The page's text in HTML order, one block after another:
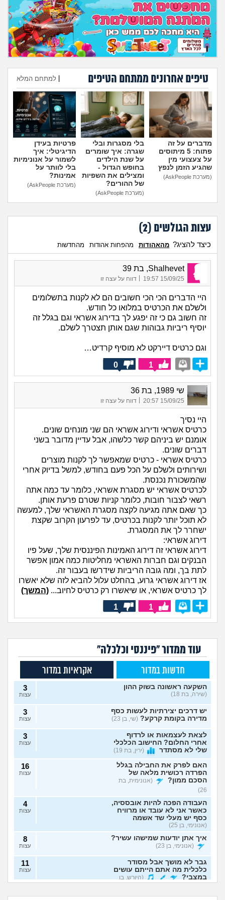
מה שעובר עליי
שומרים על הגוף
פיננסי וכלכלה
בין הסדינים
חיות מחמד
יוקר המחיה
גאווה
טיפים אחרונים ממתחם הטיפים למתחם המלא
הוספת טיפ
מדברים על זה
פתוח: 5 מיתוסים
על צעצועי מין
שהגיע הזמן לנפץ
(מערכת AskPeople)
בלי מסגרות ובלי
שגרה: איך שומרים
על שנת הילדים
בחופש הגדול -
ומצילים את השפיות
של ההורים?
(מערכת AskPeople)
פרטיות בעידן
הדיגיטלי: איך
לשמור על אנונימיות
בלי לוותר על
אמינות?
(מערכת AskPeople)
עצות הגולשים (2
)
כיצד להציג? מהאהודות מהפחות אהודות מהחדשות
Shalhevet, בת 39
15/09/25 19:57 דווח על עצה זו
היי הדברים הכי הכי חשובים הם לא לקנות בתשלומים
ולשלם את הכרטיס במלואו כל חודש.
זה חשוב גם כי זה יפגע לך בדירוג אשראי וגם בגלל זה
יוסיף ריביות גבוהות שגם אותן תצטרך לשלם.
וגם כרטיס דיירקט לא מוסיף קרדיט…
1
0
שי 1989, בת 36
15/09/25 20:57
| דווח על עצה זו
היי נסיך
כרטיס אשראי ודירוג אשראי הם שני מונחים שונים.
אומנם יש ביניהם קשר כלשהו, אבל עדיין מדובר בשני
דברים שונים.
כרטיס אשראי - כרטיס שמאפשר לך לקנות מוצרים
ושירותים ולשלם על הכל פעם בחודש, למשל בדיוק אחרי
שהמשכורת נכנסת.
לכרטיס אשראי יש מסגרת אשראי, כלומר עד כמה אתה
רשאי לצבור חובות, כלומר קניות שטרם פרעת אותן.
כך שאם אתה מגיעה לקצה מסגרת האשראי שלך, למעשה
לא תוכל יותר לקנות בכרטיס, עד לפרעון הקרוב שקצת
ישחרר לך את המסגרת.
דירוג אשראי:
דירוג אשראי זה דירוג האמינות הפיננסית שלך, שעל פיו
הבנקים וגם חברות האשראי מחליטות כמה אמון אפשר
לתת בך, ומה גובה הריביות שידרשו בעבור זה.
אז דירוג אשראי גרוע, בהחלט עלול להביא לזה שלא יאשרו
לך כרטיס אשראי, או שיאשרו רק כרטיס לחיוב... (המשך)
1
1
עוד ממדור "פיננסי וכלכלה"
חדשות במדור אקראיות במדור
השקעה ראשונה בשוק ההון
(שירה, בת 18)
3
עצות
יש דרכים יצירתיות לעשות כסף
מדירה בקומת קרקע? (שי, בן 23)
3
עצות
לצאת לעצמאות או לרדוף
אחרי החלום? החישוב הכלכלי
שלי לא מסתדר
(ירין, בת 19)
3
עצות
האם לפרק את החבילה בגלל
הפרדה רכושית מלאה של
הסכם ממון?
(אנונימית, בת
26)
16
עצות
העבודה הפכה להיות אובססיה,
כאשר אני לא עובד או מרוויח
כסף יש מעלי שד אשמה
(אנונימי, בן 25)
4
עצות
איך אתן יודעות שמישהו עשיר?
(אנונימי, בן 23)
8
עצות
גבר לא מושך אבל מסודר
כלכלית מה אתם הייתם עושים
במצבי?
(היורש, בן
11
עצות
יש לי הרבה הוצאות,
מהפנסיה?
אמורה לקבל ירושה
בן זוגי, מה לעשות?
אפשרי לפתוח עסק
חסכתי רבע מיליון